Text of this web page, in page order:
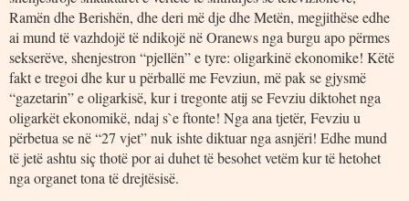
Ramën dhe Berishën, dhe deri më dje dhe Metën, megjithëse edhe
ai mund të vazhdojë të ndikojë në Oranews nga burgu apo përmes
sekserëve, shenjestron “pjellën” e tyre: oligarkinë ekonomike! Këtë
fakt e tregoi dhe kur u përballë me Fevziun, më pak se gjysmë
“gazetarin” e oligarkisë, kur i tregonte atij se Fevziu diktohet nga
oligarkët ekonomikë, ndaj s`e ftonte! Nga ana tjetër, Fevziu u
përbetua se në “27 vjet” nuk ishte diktuar nga asnjëri! Edhe mund
të jetë ashtu siç thotë por ai duhet të besohet vetëm kur të hetohet
nga organet tona të drejtësisë.